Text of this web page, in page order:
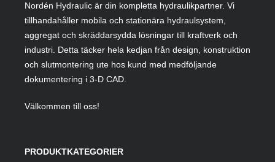
Nordén Hydraulic är din kompletta hydraulikpartner. Vi
tillhandahåller mobila och stationära hydraulsystem,
aggregat och skräddarsydda lösningar till kraftverk och
industri. Detta täcker hela kedjan från design, konstruktion
och slutmontering ute hos kund med medföljande
dokumentering i 3-D CAD.
Välkommen till oss!
PRODUKTKATEGORIER